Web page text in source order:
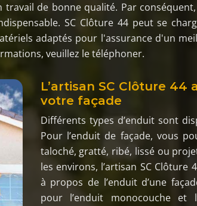
de bonne qualité. Par
SC Clôture 44 peut se
adaptés pour l'assurance d'un
veuillez le téléphoner.
L’artisan SC Clôture 44
votre façade
Différents types d’enduit sont
Pour l’enduit de façade, vous
taloché, gratté, ribé, lissé ou
les environs, l’artisan SC Clôture
à propos de l’enduit d’une
pour l’enduit monocouche et